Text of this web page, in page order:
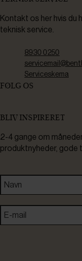
Kontakt os her hvis du
teknisk service.
8930 0250
Serviceskema
FØLG OS
BLIV INSPIRERET
2-4 gange om
produktnyheder, gode